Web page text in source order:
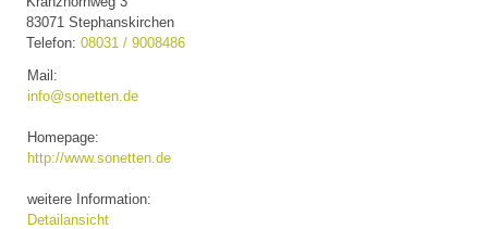
83071 Stephanskirchen
Telefon:08031 / 9008486
Mail:
info@sonetten.de
Homepage:
http://www.sonetten.de
weitere Information:
Detailansicht